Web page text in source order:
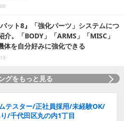
バット8』「強化パーツ」システムにつ
介。「BODY」「ARMS」「MISC」
体を自分好みに強化できる
グをもっと見る
テスター/正社員採用/未経験OK/
/千代田区丸の内1丁目